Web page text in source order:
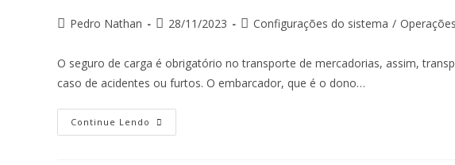
Pedro Nathan 28/11/2023 Configurações do sistema /
O seguro de carga é obrigatório no transporte de mercadorias, assim,
caso de acidentes ou furtos. O embarcador, que é o dono…
Continue Lendo